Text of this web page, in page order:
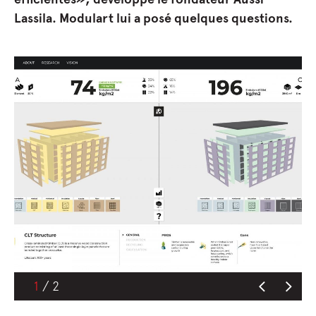
Lassila. Modulart lui a posé quelques questions.
2